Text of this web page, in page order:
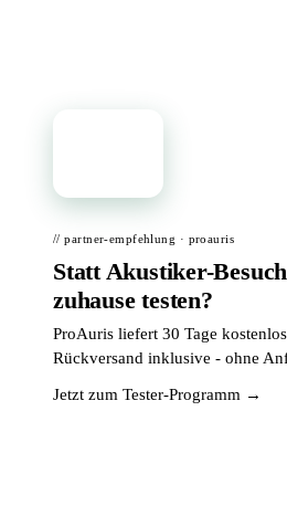
// partner-empfehlung · proauris
Statt Akustiker-
zuhause testen?
ProAuris liefert 30 Tage
Rückversand inklusive - ohne
Jetzt zum Tester-Programm →